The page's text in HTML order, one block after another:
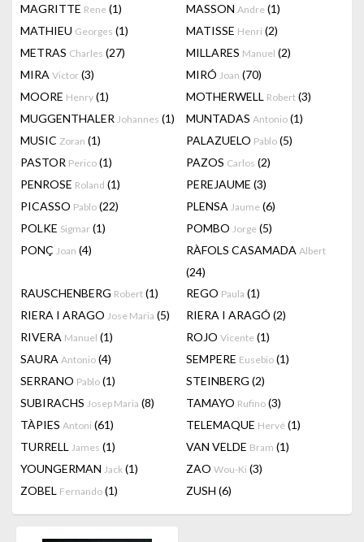
MAGRITTE Rene (1) MASSON Andre (1)
MATHIEU Georges (1) MATISSE Henri (2)
METRAS Charles (27) MILLARES Manuel (2)
MIRA Victor (3) MIRÓ Joan (70)
MOORE Henry (1) MOTHERWELL Robert (3)
MUGGENTHALER Johannes (1) MUNTADAS Antonio (1)
MUSIC Zoran (1) PALAZUELO Pablo (5)
PASTOR Perico (1) PAZOS Carlos (2)
PENROSE Roland (1) PEREJAUME (3)
PICASSO Pablo (22) PLENSA Jaume (6)
POLKE Sigmar (1) POMBO Jorge (5)
PONÇ Joan (4) RÀFOLS CASAMADA Albert
(24)
RAUSCHENBERG Robert (1) REGO Paula (1)
RIERA I ARAGO Jose Maria (5) RIERA I ARAGÓ (2)
RIVERA Manuel (1) ROJO Vicente (1)
SAURA Antonio (4) SEMPERE Eusebio (1)
SERRANO Pablo (1) STEINBERG (2)
SUBIRACHS Josep Maria (8) TAMAYO Rufino (3)
TÀPIES Antoni (61) TELEMAQUE Hervé (1)
TURRELL James (1) VAN VELDE Bram (1)
YOUNGERMAN Jack (1) ZAO Wou-Ki (3)
ZOBEL Fernando (1) ZUSH (6)